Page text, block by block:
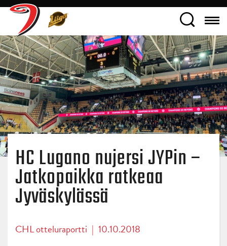
HC Lugano nujersi JYPin –
Jatkopaikka ratkeaa
Jyväskylässä
CHL otteluraportti | 10.10.2018